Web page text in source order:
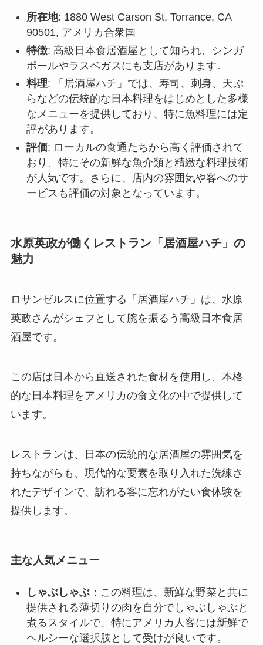
所在地: 1880 West Carson St, Torrance, CA
90501, アメリカ合衆国
特徴: 高級日本食居酒屋として知られ、シンガ
ポールやラスベガスにも支店があります。
料理: 「居酒屋ハチ」では、寿司、刺身、天ぷ
らなどの伝統的な日本料理をはじめとした多様
なメニューを提供しており、特に魚料理には定
評があります。
評価: ローカルの食通たちから高く評価されて
おり、特にその新鮮な魚介類と精緻な料理技術
が人気です。さらに、店内の雰囲気や客へのサ
ービスも評価の対象となっています。
水原英政が働くレストラン「居酒屋ハチ」の
魅力
ロサンゼルスに位置する「居酒屋ハチ」は、水原
英政さんがシェフとして腕を振るう高級日本食居
酒屋です。
この店は日本から直送された食材を使用し、本格
的な日本料理をアメリカの食文化の中で提供して
います。
レストランは、日本の伝統的な居酒屋の雰囲気を
持ちながらも、現代的な要素を取り入れた洗練さ
れたデザインで、訪れる客に忘れがたい食体験を
提供します。
主な人気メニュー
しゃぶしゃぶ：この料理は、新鮮な野菜と共に
提供される薄切りの肉を自分でしゃぶしゃぶと
煮るスタイルで、特にアメリカ人客には新鮮で
ヘルシーな選択肢として受けが良いです。